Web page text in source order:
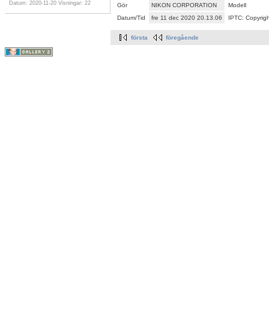
Datum: 2020-11-20 Visningar: 22
Gör
NIKON CORPORATION
Modell
Datum/Tid
fre 11 dec 2020 20.13.06 IPTC:
första föregående